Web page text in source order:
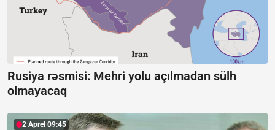
Rusiya rəsmisi: Mehri yolu açılmadan sülh
olmayacaq
2 Aprel 09:45